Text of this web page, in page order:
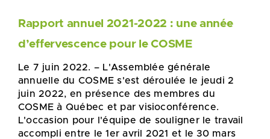
Rapport annuel 2021-2022 : une année
d’effervescence pour le COSME
Le 7 juin 2022. – L'Assemblée générale
annuelle du COSME s'est déroulée le jeudi 2
juin 2022, en présence des membres du
COSME à Québec et par visioconférence.
L'occasion pour l'équipe de souligner le travail
accompli entre le 1er avril 2021 et le 30 mars